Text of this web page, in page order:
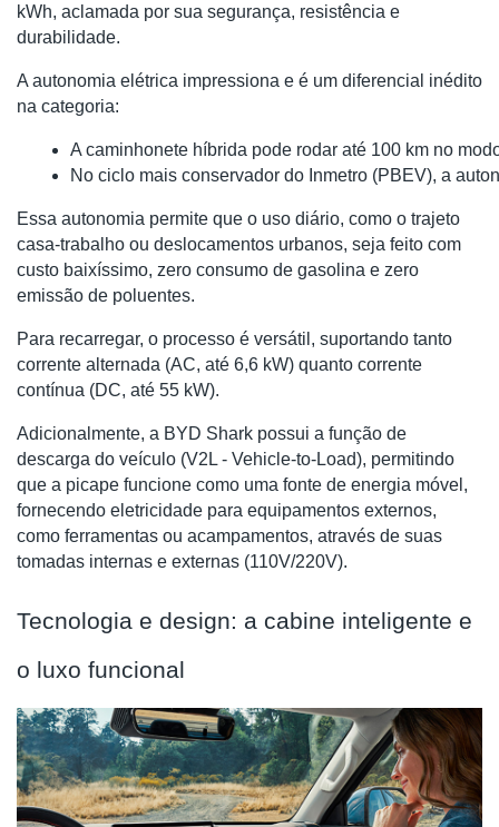
kWh, aclamada por sua segurança, resistência e
durabilidade.
A autonomia elétrica impressiona e é um diferencial inédito
na categoria:
A caminhonete híbrida pode rodar até 100 km no
No ciclo mais conservador do Inmetro (PBEV), a
Essa autonomia permite que o uso diário, como o trajeto
casa-trabalho ou deslocamentos urbanos, seja feito com
custo baixíssimo, zero consumo de gasolina e zero
emissão de poluentes.
Para recarregar, o processo é versátil, suportando tanto
corrente alternada (AC, até 6,6 kW) quanto corrente
contínua (DC, até 55 kW).
Adicionalmente, a BYD Shark possui a função de
descarga do veículo (V2L - Vehicle-to-Load), permitindo
que a picape funcione como uma fonte de energia móvel,
fornecendo eletricidade para equipamentos externos,
como ferramentas ou acampamentos, através de suas
tomadas internas e externas (110V/220V).
Tecnologia e design: a cabine inteligente e
o luxo funcional